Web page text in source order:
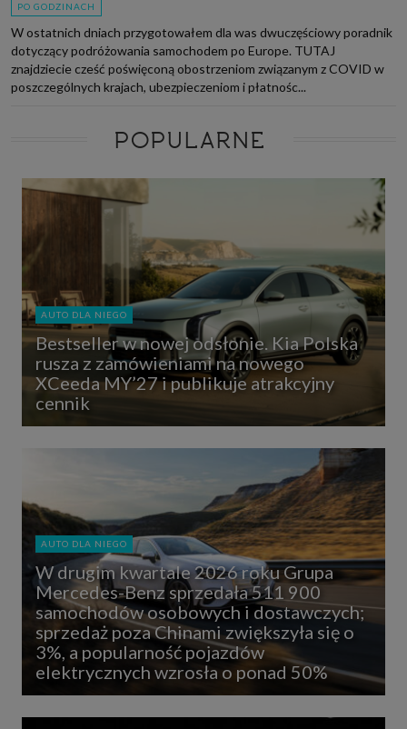
PO GODZINACH
W ostatnich dniach przygotowałem dla was dwuczęściowy poradnik
dotyczący podróżowania samochodem po Europe. TUTAJ
znajdziecie cześć poświęconą obostrzeniom związanym z COVID w
poszczególnych krajach, ubezpieczeniom i płatnośc...
POPULARNE
AUTO DLA NIEGO
Bestseller w nowej odsłonie. Kia Polska
rusza z zamówieniami na nowego
XCeeda MY’27 i publikuje atrakcyjny
cennik
AUTO DLA NIEGO
W drugim kwartale 2026 roku Grupa
Mercedes-Benz sprzedała 511 900
samochodów osobowych i dostawczych;
sprzedaż poza Chinami zwiększyła się o
3%, a popularność pojazdów
elektrycznych wzrosła o ponad 50%